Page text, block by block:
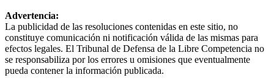
Advertencia:
La publicidad de las resoluciones contenidas en este sitio, no
constituye comunicación ni notificación válida de las mismas para
efectos legales. El Tribunal de Defensa de la Libre Competencia no
se responsabiliza por los errores u omisiones que eventualmente
pueda contener la información publicada.